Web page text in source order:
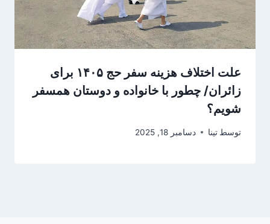
علت اختلاف هزینه سفر حج ۱۴۰۵ برای
زائران/ چطور با خانواده و دوستان همسفر
شویم؟
توسط تینا دسامبر 18, 2025